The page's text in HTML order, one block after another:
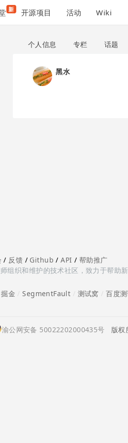
新 开源项目 活动 Wiki
个人信息 专栏 话题
黑水
/ 反馈 / Github /API / 帮助推广
组织和维护的技术社区，致力于帮助
掘金 /SegmentFault 测试窝 /百度
渝公网安备 50022202000435号 版权